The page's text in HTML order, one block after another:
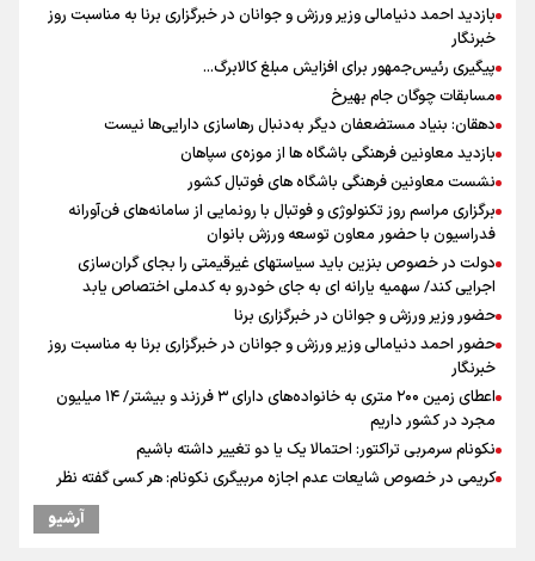
بازدید احمد دنیامالی وزیر ورزش و جوانان در خبرگزاری برنا به مناسبت روز
خبرنگار
پیگیری رئیس‌جمهور برای افزایش مبلغ کالابرگ...
مسابقات چوگان جام بهیرخ
دهقان: بنیاد مستضعفان دیگر به‌دنبال رهاسازی دارایی‌ها نیست
بازدید معاونین فرهنگی باشگاه ها از موزه‌ی سپاهان
نشست معاونین فرهنگی باشگاه های فوتبال کشور
برگزاری مراسم روز تکنولوژی و فوتبال با رونمایی از سامانه‌های فن‌آورانه
فدراسیون با حضور معاون توسعه ورزش بانوان
دولت در خصوص بنزین باید سیاستهای غیرقیمتی را بجای گران‌سازی
اجرایی کند/ سهمیه یارانه ای به جای خودرو به کدملی اختصاص یابد
حضور وزیر ورزش و جوانان در خبرگزاری برنا
حضور احمد دنیامالی وزیر ورزش و جوانان در خبرگزاری برنا به مناسبت روز
خبرنگار
اعطای زمین ۲۰۰ متری به خانواده‌های دارای ۳ فرزند و بیشتر/ ۱۴ میلیون
مجرد در کشور داریم
نکونام سرمربی تراکتور: احتمالا یک یا دو تغییر داشته باشیم
کریمی در خصوص شایعات عدم اجازه مربیگری نکونام: هر کسی گفته نظر
نکونام: چند روز یکبار تماشاگران امکان حضور در تمرینات خواهند داشت
آرشیو